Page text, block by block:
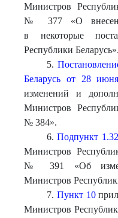
Министров
№ 377 «О
в некоторые
Республики Беларусь».
5.
Беларусь от 28
изменений и
Министров
№ 384».
6.Подпункт 1.32
Министров
№ 391 «Об
Министров
7. Пункт 10
Министров